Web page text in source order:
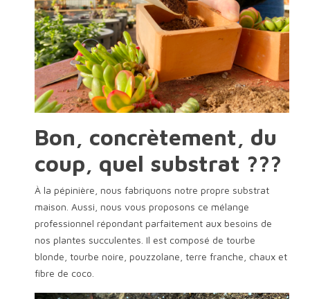
Bon, concrètement, du
coup, quel substrat ???
À la pépinière, nous fabriquons notre propre substrat
maison. Aussi, nous vous proposons ce mélange
professionnel répondant parfaitement aux besoins de
nos plantes succulentes. Il est composé de tourbe
blonde, tourbe noire, pouzzolane, terre franche, chaux et
fibre de coco.